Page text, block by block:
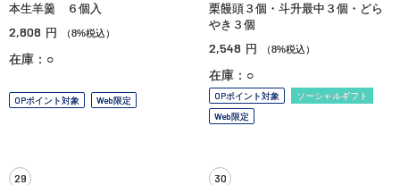
本生羊羹 ６個入
2,808 円 （8%税込）
在庫：○
OPポイント対象 Web限定
栗饅頭３個・斗升最中３個・どら
やき３個
2,548 円 （8%税込）
在庫：○
OPポイント対象
ソーシャルギフト
Web限定
29 30